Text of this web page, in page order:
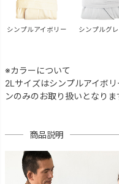
シンプルアイボリー シンプルグ
※カラーについて
2Lサイズはシンプルアイボ
ンのみのお取り扱いとなりま
商品説明